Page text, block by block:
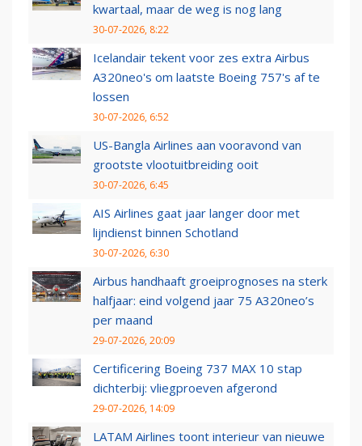
kwartaal, maar de weg is nog lang
30-07-2026, 8:22
Icelandair tekent voor zes extra Airbus
A320neo's om laatste Boeing 757's af te
lossen
30-07-2026, 6:52
US-Bangla Airlines aan vooravond van
grootste vlootuitbreiding ooit
30-07-2026, 6:45
AIS Airlines gaat jaar langer door met
lijndienst binnen Schotland
30-07-2026, 6:30
Airbus handhaaft groeiprognoses na sterk
halfjaar: eind volgend jaar 75 A320neo’s
per maand
29-07-2026, 20:09
Certificering Boeing 737 MAX 10 stap
dichterbij: vliegproeven afgerond
29-07-2026, 14:09
LATAM Airlines toont interieur van nieuwe